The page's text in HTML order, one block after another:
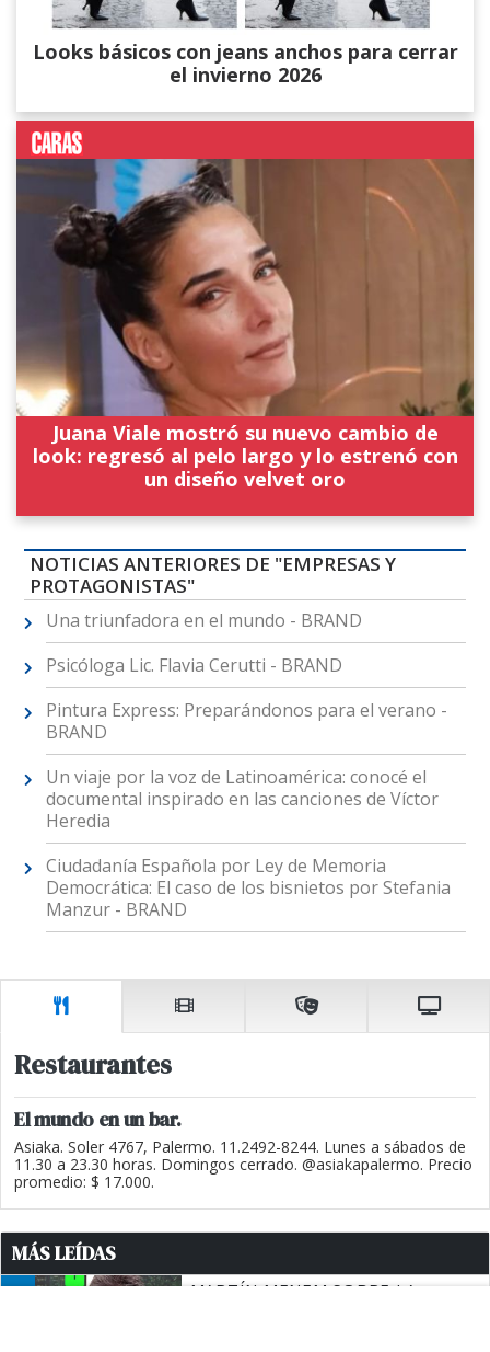
Looks básicos con jeans anchos para cerrar
el invierno 2026
Juana Viale mostró su nuevo cambio de
look: regresó al pelo largo y lo estrenó con
un diseño velvet oro
NOTICIAS ANTERIORES DE "EMPRESAS Y
PROTAGONISTAS"
Una triunfadora en el mundo - BRAND
Psicóloga Lic. Flavia Cerutti - BRAND
Pintura Express: Preparándonos para el verano -
BRAND
Un viaje por la voz de Latinoamérica: conocé el
documental inspirado en las canciones de Víctor
Heredia
Ciudadanía Española por Ley de Memoria
Democrática: El caso de los bisnietos por Stefania
Manzur - BRAND
Restaurantes
El mundo en un bar.
Asiaka. Soler 4767, Palermo. 11.2492-8244. Lunes a sábados de
11.30 a 23.30 horas. Domingos cerrado. @asiakapalermo. Precio
promedio: $ 17.000.
MÁS LEÍDAS
1
MARTÍN MENEM SOBRE LA